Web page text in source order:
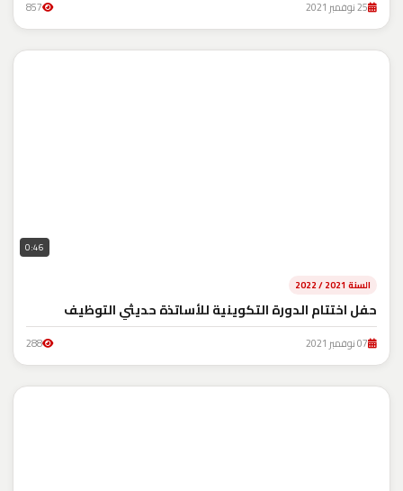
25 نوفمبر 2021 857
0:46
السنة 2021 / 2022
حفل اختتام الدورة التكوينية للأساتذة حديثي التوظيف
07 نوفمبر 2021 288